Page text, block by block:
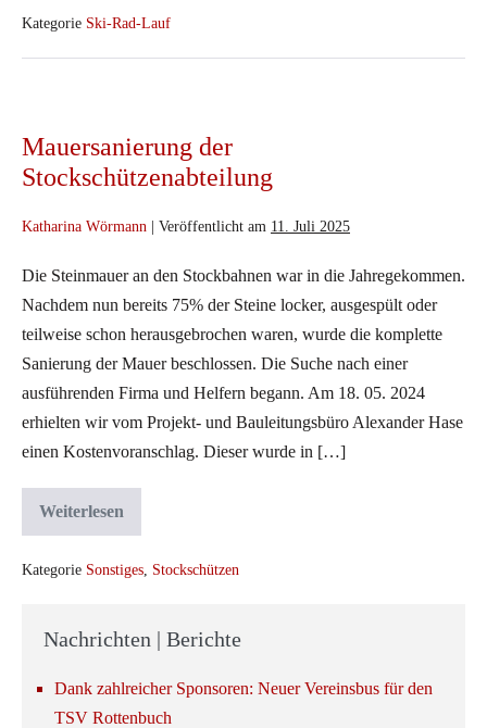
das
Raceteam
06.07.2025
Kategorie Ski-Rad-Lauf
Stockschützenabteilung
Mauersanierung der
Stockschützenabteilung
Katharina Wörmann Veröffentlicht am 11. Juli 2025
Die Steinmauer an den Stockbahnen war in die Jahregekommen.
Nachdem nun bereits 75% der Steine locker, ausgespült oder
teilweise schon herausgebrochen waren, wurde die komplette
Sanierung der Mauer beschlossen. Die Suche nach einer
ausführenden Firma und Helfern begann. Am 18. 05. 2024
erhielten wir vom Projekt- und Bauleitungsbüro Alexander Hase
einen Kostenvoranschlag. Dieser wurde in […]
WeiterlesenMauersanierung
der
Kategorie Sonstiges Stockschützen
Nachrichten | Berichte
Dank zahlreicher Sponsoren: Neuer Vereinsbus für den
TSV Rottenbuch